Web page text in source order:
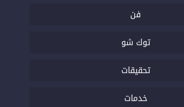
فن
توك شو
تحقيقات
خدمات